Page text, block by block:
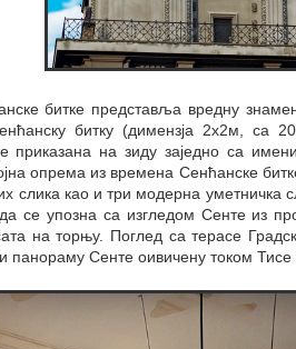
битке представља вредну
битку (димензја 2x2м, са
приказана на зиду заједно са
опрема из времена Сенћанске
слика као и три модерна уметничка
се упозна са изгледом Сенте из
на торњу. Поглед са терасе
панораму Сенте оивичену током Тисе